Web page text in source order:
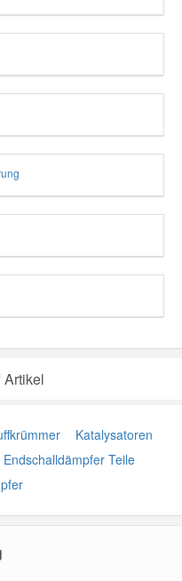
Artikel
Katalysatoren
Endschalldämpfer Teile